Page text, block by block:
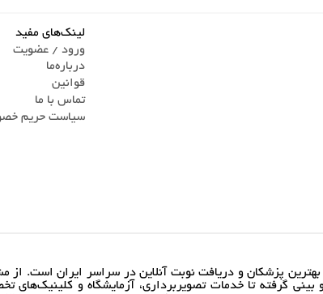
لینک‌های مفید
ورود / عضویت
درباره‌ما
قوانین
تماس ‌با ما
سیاست حریم
پزشکان و دریافت نوبت آنلاین در سراسر ایران است. از
گرفته تا خدمات تصویربرداری، آزمایشگاه و کلینیک‌های